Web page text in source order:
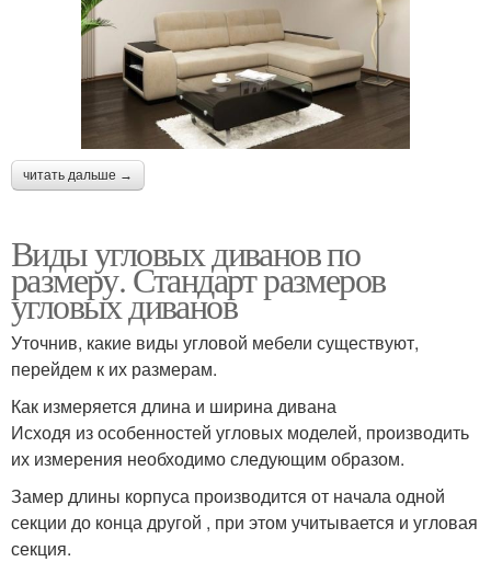
читать дальше →
Виды угловых диванов по
размеру. Стандарт размеров
угловых диванов
Уточнив, какие виды угловой мебели существуют,
перейдем к их размерам.
Как измеряется длина и ширина дивана
Исходя из особенностей угловых моделей, производить
их измерения необходимо следующим образом.
Замер длины корпуса производится от начала одной
секции до конца другой , при этом учитывается и угловая
секция.